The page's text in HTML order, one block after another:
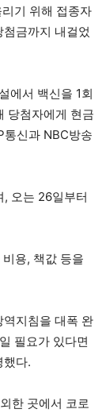
기 위해 접종자
금까지 내걸었
에서 백신을 1회
당첨자에게 현금
통신과 NBC방송
, 오는 26일부터
용, 책값 등을
지침을 대폭 완
필요가 있다면
했다.
한 곳에서 코로